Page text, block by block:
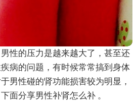
性的压力是越来越大了，甚至还
病的问题，有时候常常搞到身体
男性碰的肾功能损害较为明显，
面分享男性补肾怎么补 。